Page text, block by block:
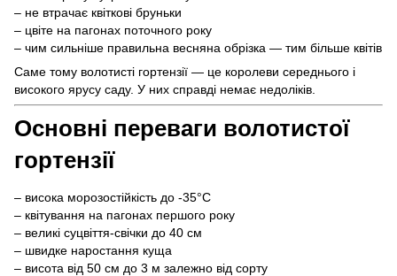
– не втрачає квіткові бруньки
– цвіте на пагонах поточного року
– чим сильніше правильна весняна обрізка — тим більше квітів
Саме тому волотисті гортензії — це королеви середнього і
високого ярусу саду. У них справді немає недоліків.
Основні переваги волотистої
гортензії
– висока морозостійкість до -35°C
– квітування на пагонах першого року
– великі суцвіття-свічки до 40 см
– швидке наростання куща
– висота від 50 см до 3 м залежно від сорту